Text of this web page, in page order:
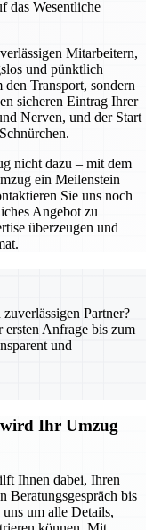
das Wesentliche
Mitarbeitern,
und pünktlich
Transport, sondern
sicheren Eintrag Ihrer
Nerven, und der Start
nicht dazu – mit dem
ein Meilenstein
Sie uns noch
Angebot zu
überzeugen und
Partner?
ersten Anfrage bis zum
und
wird Ihr Umzug
Ihnen dabei, Ihren
Beratungsgespräch bis
um alle Details,